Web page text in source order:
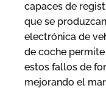
capaces de
que se
electrónica de
de coche
estos fallos de
mejorando el